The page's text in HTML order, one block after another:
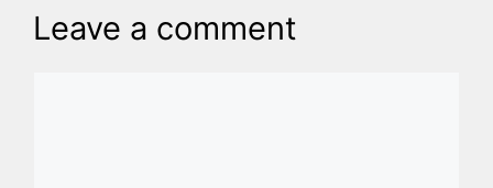
Leave a comment